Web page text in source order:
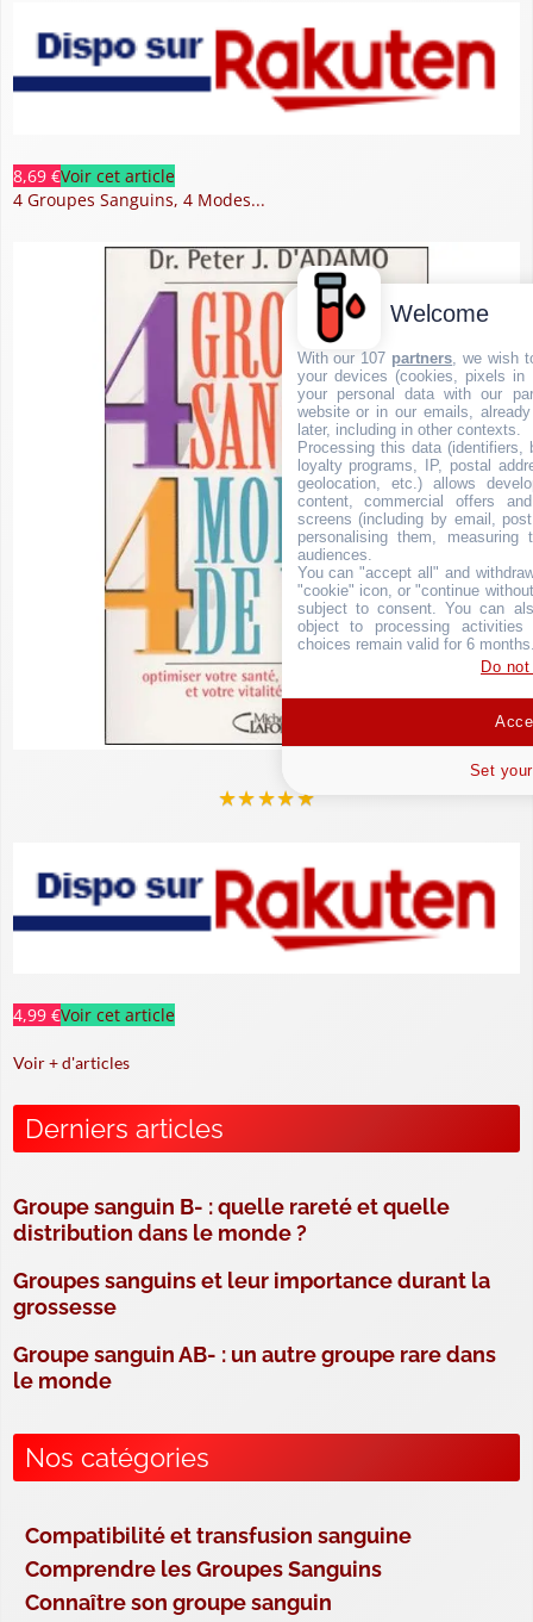
8,69 €Voir cet article
4 Groupes Sanguins, 4 Modes...
★★★★★
4,99 €Voir cet article
Voir + d'articles
Derniers articles
Groupe sanguin B- : quelle rareté et quelle
distribution dans le monde ?
Groupes sanguins et leur importance durant la
grossesse
Groupe sanguin AB- : un autre groupe rare dans
le monde
Nos catégories
Compatibilité et transfusion sanguine
Comprendre les Groupes Sanguins
Connaître son groupe sanguin
Welcome
With our 107 partners , we wish
your devices (cookies, pixels
your personal data with our
website or in our emails,
later, including in other contexts.
Processing this data (identifiers,
loyalty programs, IP, postal
geolocation, etc.) allows
content, commercial offers
screens (including by email,
personalising them, measuring
audiences.
You can "accept all" and
"cookie" icon, or "continue
subject to consent. You can
object to processing
choices remain valid for 6
Do
Set